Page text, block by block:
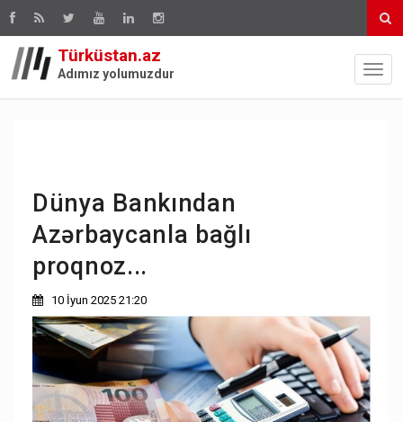
Türküstan.az
Adımız yolumuzdur
Dünya Bankından
Azərbaycanla bağlı
proqnoz...
10 İyun 2025 21:20